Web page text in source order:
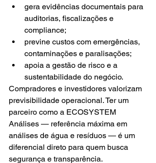
gera evidências documentais para
auditorias, fiscalizações e
compliance;
previne custos com emergências,
contaminações e paralisações;
apoia a gestão de risco e a
sustentabilidade do negócio.
Compradores e investidores valorizam
previsibilidade operacional. Ter um
parceiro como a ECOSYSTEM
Análises — referência máxima em
análises de água e resíduos — é um
diferencial direto para quem busca
segurança e transparência.